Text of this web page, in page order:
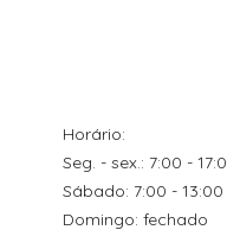
Horário:
Seg. - sex.: 7:00 -
​​Sábado: 7:00 - 13:00
​Domingo: fechado